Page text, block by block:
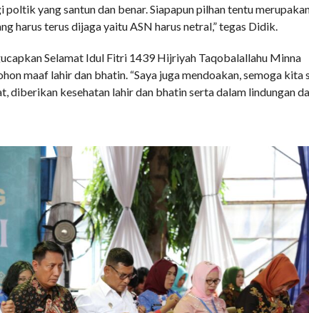
yang santun dan benar. Siapapun pilhan tentu
harus terus dijaga yaitu ASN harus netral,” tegas Didik.
Selamat Idul Fitri 1439 Hijriyah Taqobalallahu Minna
maaf lahir dan bhatin. “Saya juga mendoakan, semoga kita
diberikan kesehatan lahir dan bhatin serta dalam lindungan